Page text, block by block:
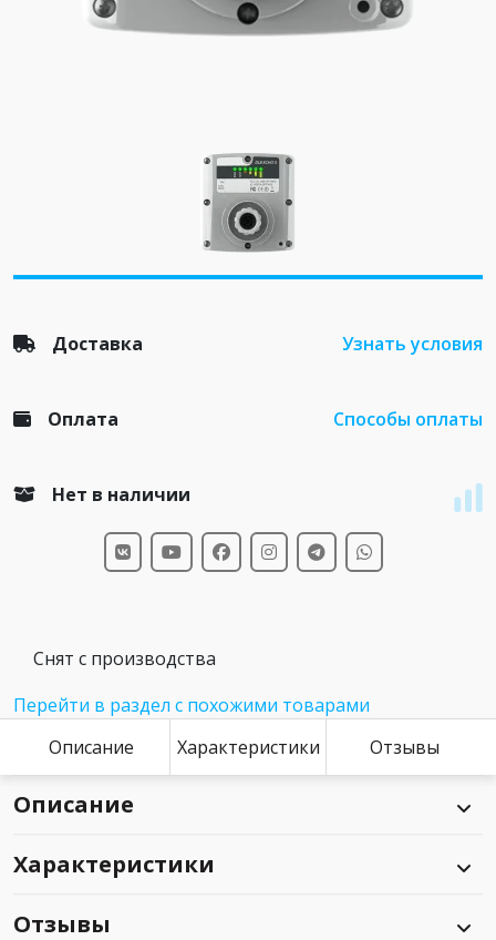
Доставка Узнать условия
Оплата Способы оплаты
Нет в наличии
Снят с производства
Перейти в раздел с похожими товарами
Описание
Характеристики Отзывы
Описание
Характеристики
Отзывы